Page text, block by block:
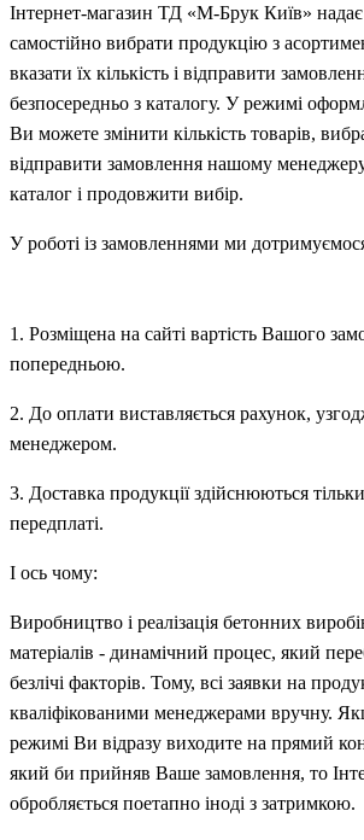
Інтернет-магазин ТД «М-Брук Київ»
самостійно вибрати продукцію з
вказати їх кількість і відправити
безпосередньо з каталогу. У режимі
Ви можете змінити кількість товарів,
відправити замовлення нашому
каталог і продовжити вибір.
У роботі із замовленнями ми
1. Розміщена на сайті вартість Вашого
попередньою.
2. До оплати виставляється рахунок,
менеджером.
3. Доставка продукції здійснюються
передплаті.
І ось чому:
Виробництво і реалізація бетонних
матеріалів - динамічний процес, який
безлічі факторів. Тому, всі заявки на
кваліфікованими менеджерами вручну.
режимі Ви відразу виходите на прямий
який би прийняв Ваше замовлення, то
обробляється поетапно іноді з затримкою.